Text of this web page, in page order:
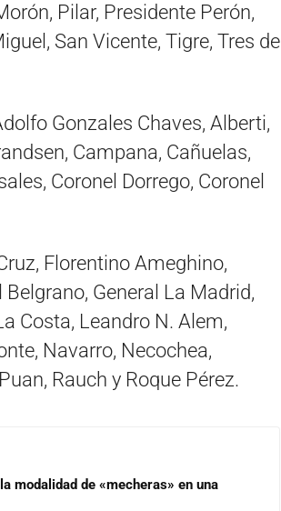
Pilar, Presidente Perón,
San Vicente, Tigre, Tres de
Gonzales Chaves, Alberti,
Campana, Cañuelas,
Coronel Dorrego, Coronel
Florentino Ameghino,
General La Madrid,
Costa, Leandro N. Alem,
Navarro, Necochea,
Rauch y Roque Pérez.
modalidad de «mecheras» en una